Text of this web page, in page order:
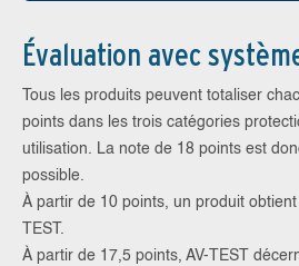
Évaluation avec
Tous les produits peuvent totaliser
points dans les trois catégories
utilisation. La note de 18 points est
possible.
À partir de 10 points, un produit obtient
TEST.
À partir de 17,5 points, AV-TEST